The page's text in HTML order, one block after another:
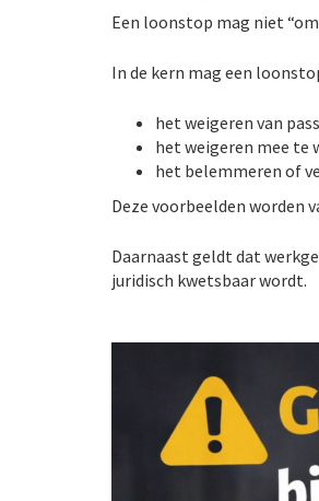
Een loonstop mag niet
In de kern mag een
het weigeren van
het weigeren mee te
het belemmeren of
Deze voorbeelden worden
Daarnaast geldt dat
juridisch kwetsbaar wordt.